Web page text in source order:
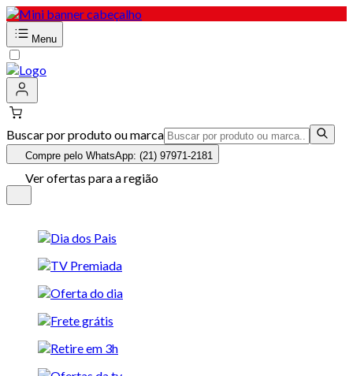
Menu
Buscar por produto ou marca
Compre pelo WhatsApp: (21) 97971-2181
Ver ofertas para a região